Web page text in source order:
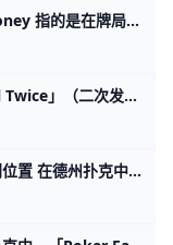
Dead Money 死钱 Dead Money 指的是在牌局中没有真正价值且容易被其他玩家赢走的下注金额或筹码。这些下注金额来自于一些不了解游戏或技巧不高的玩家，他们对手中的牌不够自信
Deal Twice 二次发牌 「Deal Twice」（二次发牌）是一种在德州扑克中使用的术语，它指的是在决定胜负之前，将剩余的公共卡牌分成两组，并进行两轮独立的发牌。这种
Out of Position / OOP 不利位置 在德州扑克中，「Out of Position」可以翻译为「不利位置」。这个术语用来描述玩家在牌局中所处的位置，以及这个位置对他们的决策和策略的影